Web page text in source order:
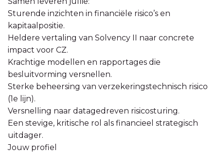
Sturende inzichten in financiële risico’s en
kapitaalpositie.
Heldere vertaling van Solvency II naar concrete
impact voor CZ.
Krachtige modellen en rapportages die
besluitvorming versnellen.
Sterke beheersing van verzekeringstechnisch risico
(1e lijn).
Versnelling naar datagedreven risicosturing.
Een stevige, kritische rol als financieel strategisch
uitdager.
Jouw profiel